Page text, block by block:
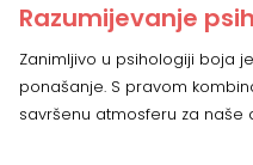
Razumijevanje
Zanimljivo u psihologiji boja
ponašanje. S pravom
savršenu atmosferu za naše